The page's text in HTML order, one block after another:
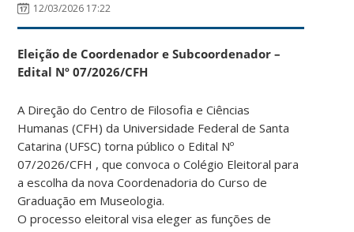
12/03/2026 17:22
Eleição de Coordenador e Subcoordenador –
Edital Nº 07/2026/CFH
A Direção do Centro de Filosofia e Ciências
Humanas (CFH) da Universidade Federal de Santa
Catarina (UFSC) torna público o Edital Nº
07/2026/CFH , que convoca o Colégio Eleitoral para
a escolha da nova Coordenadoria do Curso de
Graduação em Museologia.
O processo eleitoral visa eleger as funções de